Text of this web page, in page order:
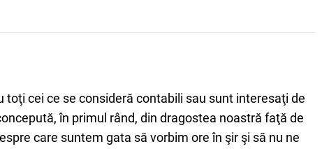
toţi cei ce se consideră contabili sau sunt interesaţi de
în primul rând, din dragostea noastră faţă de
care suntem gata să vorbim ore în şir şi să nu ne